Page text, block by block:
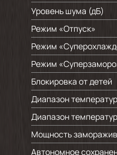
Уровень шума (дБ)
Режим «Отпуск»
Режим
Режим
Блокировка от детей
Диапазон
Диапазон
Мощность
Автономное